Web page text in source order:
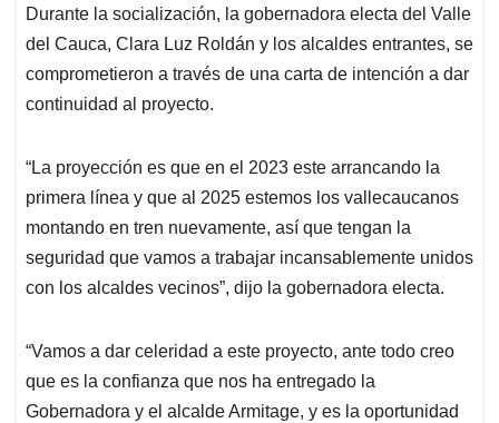
Durante la socialización, la gobernadora electa del Valle
del Cauca, Clara Luz Roldán y los alcaldes entrantes, se
comprometieron a través de una carta de intención a dar
continuidad al proyecto.
“La proyección es que en el 2023 este arrancando la
primera línea y que al 2025 estemos los vallecaucanos
montando en tren nuevamente, así que tengan la
seguridad que vamos a trabajar incansablemente unidos
con los alcaldes vecinos”, dijo la gobernadora electa.
“Vamos a dar celeridad a este proyecto, ante todo creo
que es la confianza que nos ha entregado la
Gobernadora y el alcalde Armitage, y es la oportunidad